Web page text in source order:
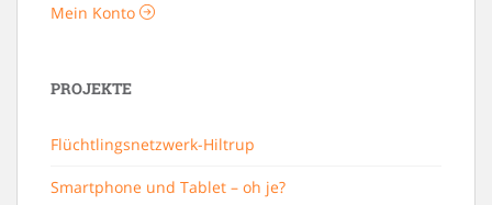
Mein Konto
PROJEKTE
Flüchtlingsnetzwerk-Hiltrup
Smartphone und Tablet – oh je?